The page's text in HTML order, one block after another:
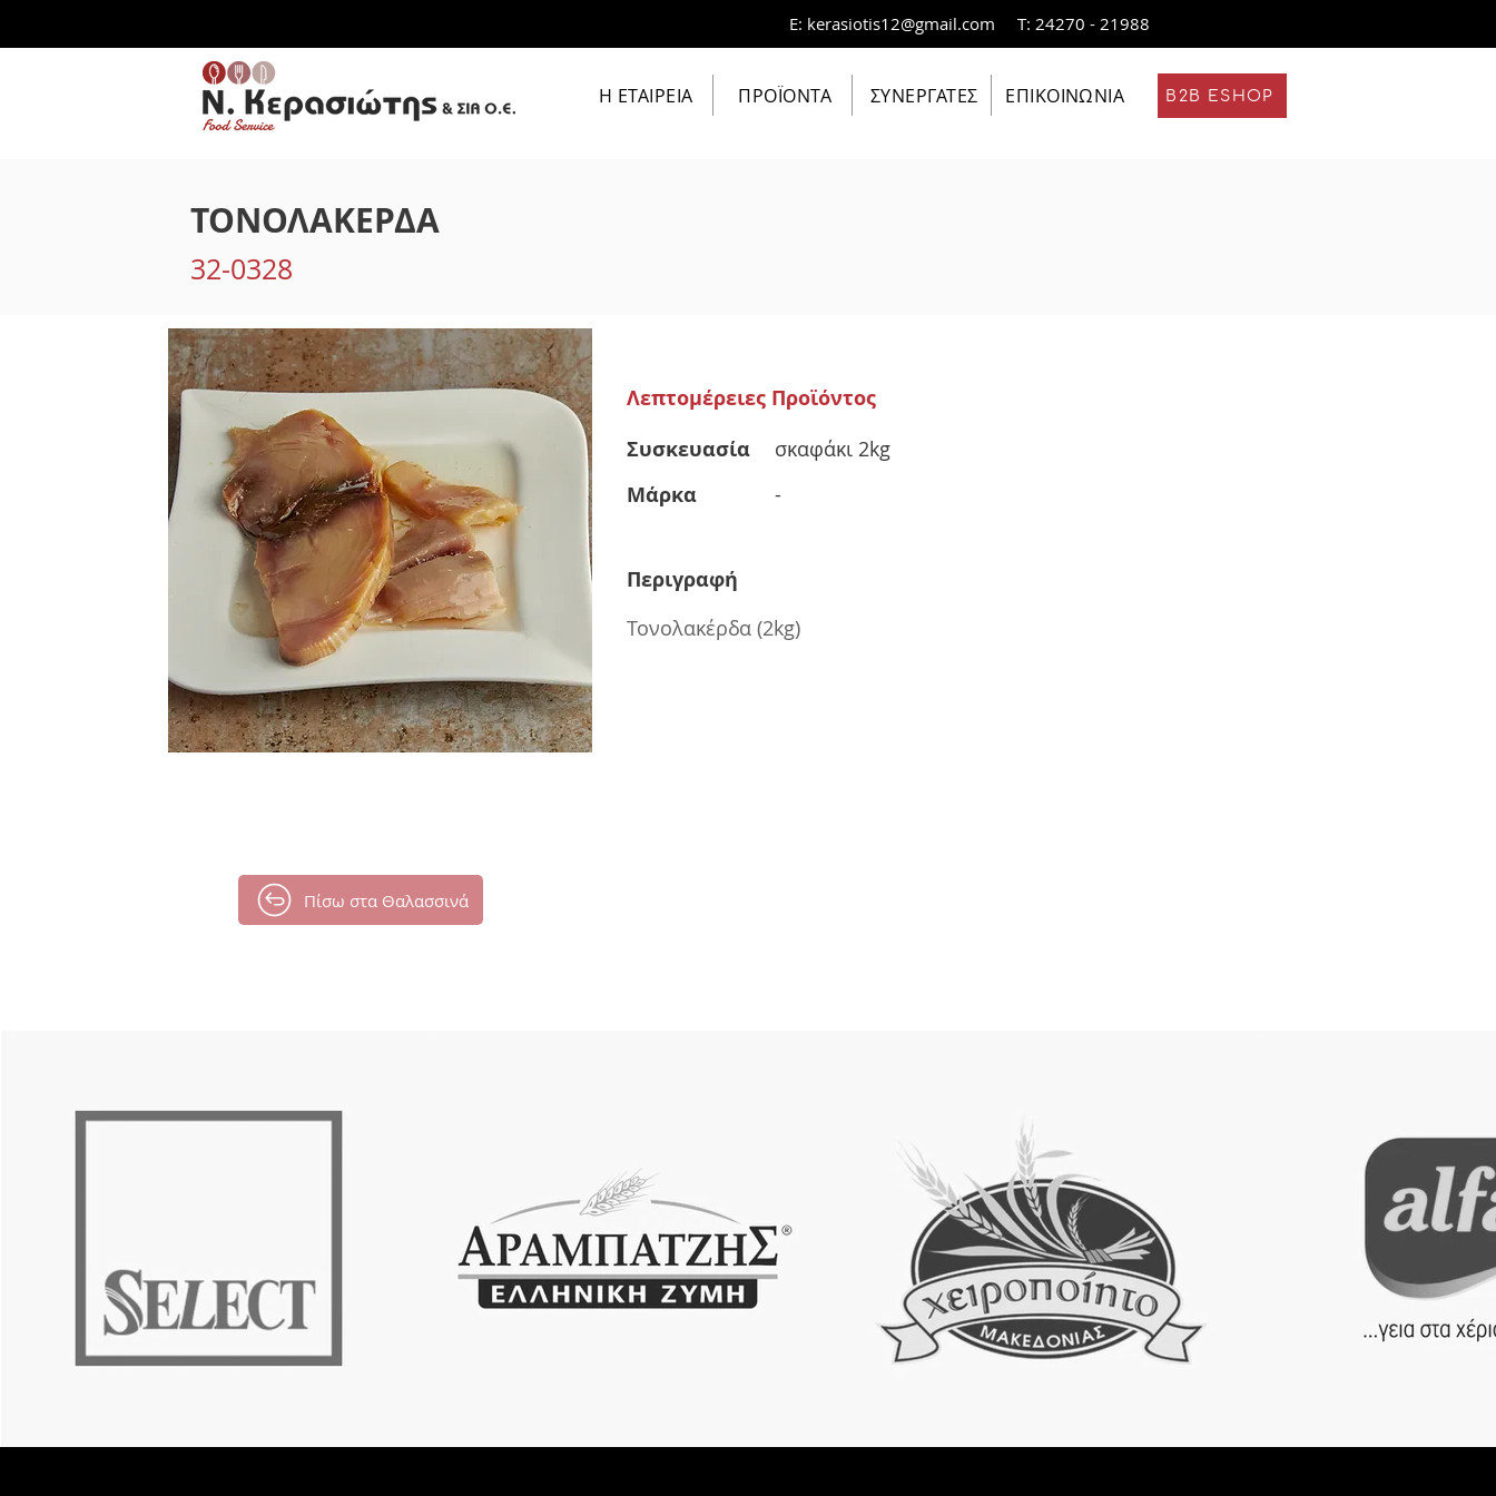
E: kerasiotis12@gmail.com Τ: 24270 - 21988
Η ΕΤΑΙΡΕΙΑ ΠΡΟΪΟΝΤΑ ΣΥΝΕΡΓΑΤΕΣ ΕΠΙΚΟΙΝΩΝΙΑ B2B ESHOP
ΤΟΝΟΛΑΚΕΡΔΑ
32-0328
Λεπτομέρειες Προϊόντος
Συσκευασία
σκαφάκι 2kg
Μάρκα -
Περιγραφή
Τονολακέρδα (2kg)
Πίσω στα Θαλασσινά